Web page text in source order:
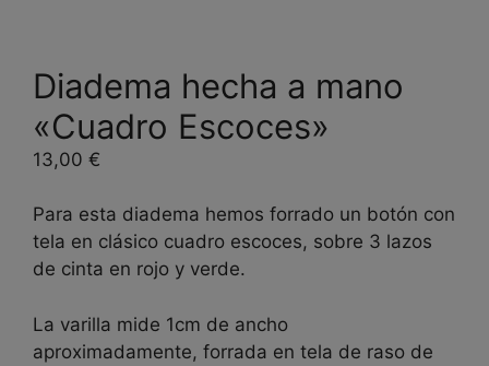
Diadema hecha a mano
«Cuadro Escoces»
13,00 €
Para esta diadema hemos forrado un botón con
tela en clásico cuadro escoces, sobre 3 lazos
de cinta en rojo y verde.
La varilla mide 1cm de ancho
aproximadamente, forrada en tela de raso de